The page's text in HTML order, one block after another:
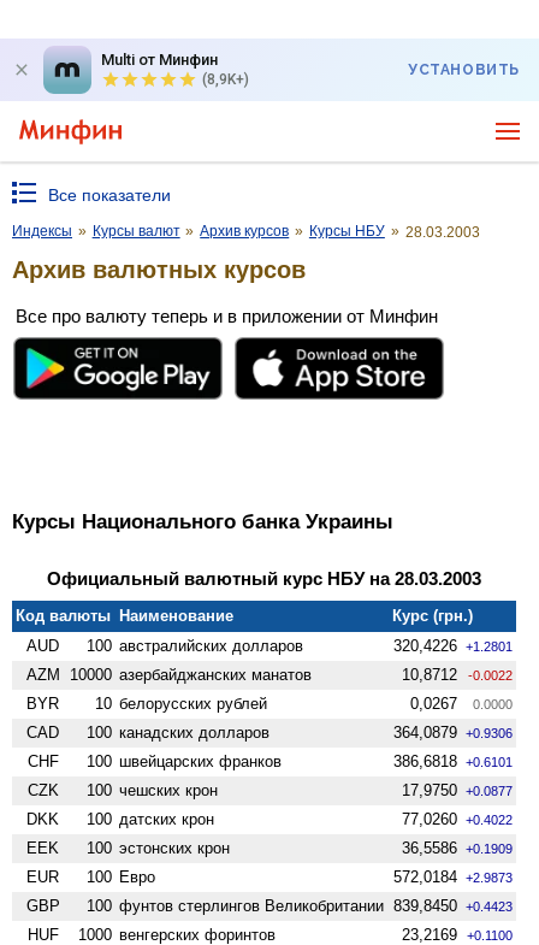
Multi от Минфин
(8,9K+)
УСТАНОВИТЬ
Все показатели
Индексы » Курсы валют » Архив курсов » Курсы НБУ » 28.03.2003
Архив валютных курсов
Все про валюту теперь и в приложении от Минфин
Курсы Национального банка Украины
Официальный валютный курс НБУ на 28.03.2003
Код валюты Наименование
Курс (грн.)
AUD
100 австралийских долларов 320,4226 +1.2801
AZM 10000 азербайджанских манатов 10,8712 -0.0022
BYR 10 белорусских рублей 0,0267 0.0000
CAD 100 канадских долларов 364,0879 +0.9306
CHF 100 швейцарских франков 386,6818 +0.6101
CZK 100 чешских крон 17,9750 +0.0877
DKK 100 датских крон 77,0260 +0.4022
EEK 100 эстонских крон 36,5586 +0.1909
EUR 100 Евро 572,0184 +2.9873
GBP 100 фунтов стерлингов Велико­британии 839,8450 +0.4423
HUF 1000 венгерских форинтов 23,2169 +0.1100